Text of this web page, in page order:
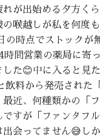
れが出始める夕方く
喉越しが私を何度
の時点でストックが
時間営業の薬局に寄
した😊中に入ると見
飲料から発売された
最近、何種類かの「
すが「ファンタフル
出会ってません😅し